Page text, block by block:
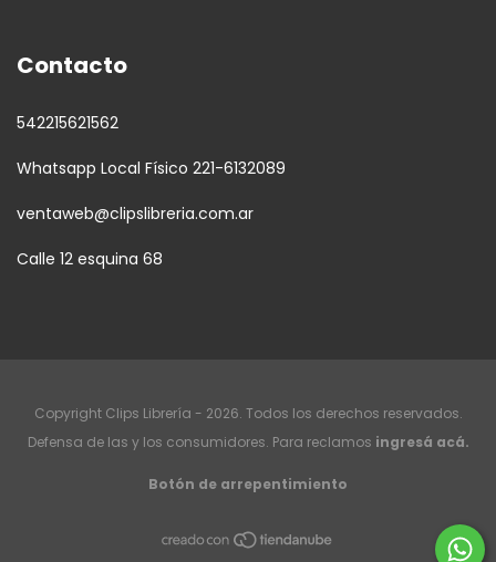
Contacto
542215621562
Whatsapp Local Físico 221-6132089
ventaweb@clipslibreria.com.ar
Calle 12 esquina 68
Copyright Clips Librería - 2026. Todos los derechos reservados.
Defensa de las y los consumidores. Para reclamos ingresá acá.
Botón de arrepentimiento